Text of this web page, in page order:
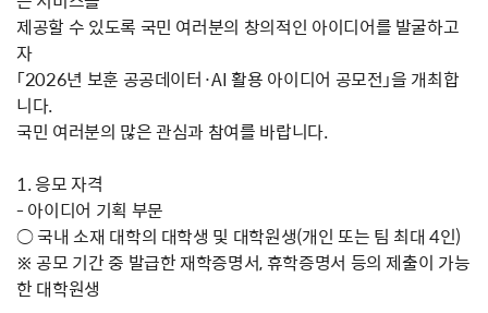
제공할 수 있도록 국민 여러분의 창의적인 아이디어를 발굴하고
자
「2026년 보훈 공공데이터·AI 활용 아이디어 공모전」을 개최합
니다.
국민 여러분의 많은 관심과 참여를 바랍니다.
1. 응모 자격
- 아이디어 기획 부문
○ 국내 소재 대학의 대학생 및 대학원생(개인 또는 팀 최대 4인)
※ 공모 기간 중 발급한 재학증명서, 휴학증명서 등의 제출이 가능
한 대학원생